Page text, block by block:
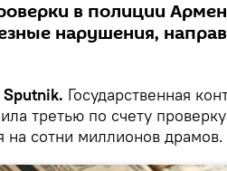
в полиции
нарушения,
Государственная
третью по счету
на сотни миллионов драмов.